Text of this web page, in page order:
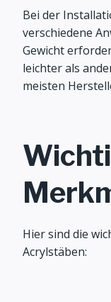
Bei der
verschiedene
Gewicht
leichter als
meisten
Hier sind die
Acrylstäben: